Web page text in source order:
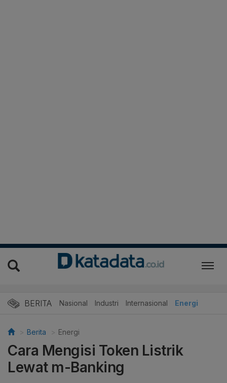
BERITA Nasional Industri Internasional Energi
Berita Energi
Cara Mengisi Token Listrik
Lewat m-Banking